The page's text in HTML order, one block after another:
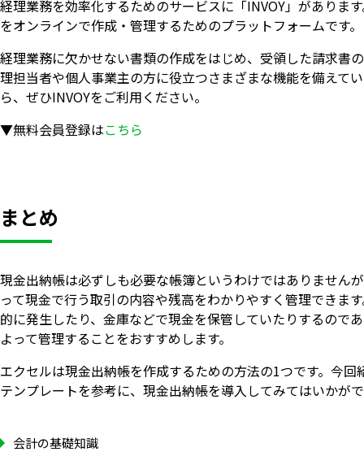
経理業務を効率化するためのサービスに「INVOY」がありま
をオンラインで作成・管理するためのプラットフォームです。
経理業務に欠かせない書類の作成をはじめ、受領した請求書
理担当者や個人事業主の方に役立つさまざまな機能を備えて
ら、ぜひINVOYをご利用ください。
▼無料会員登録はこちら
まとめ
現金出納帳は必ずしも必要な帳簿というわけではありません
って現金で行う取引の内容や残高をわかりやすく管理できま
的に発生したり、金庫などで現金を保管していたりするので
よって管理することをおすすめします。
エクセルは現金出納帳を作成するための方法の1つです。今回
テンプレートを参考に、現金出納帳を導入してみてはいかが
会計の基礎知識